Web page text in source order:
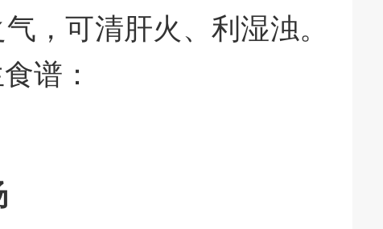
，可清肝火、利湿浊。
谱：